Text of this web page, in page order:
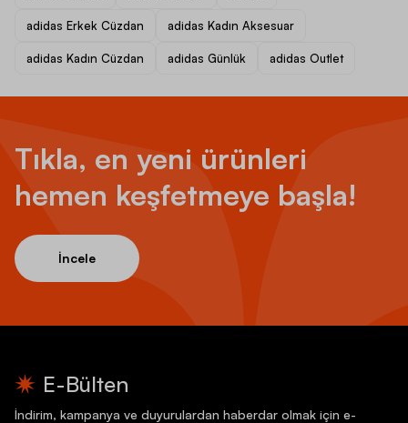
adidas Erkek Cüzdan adidas Kadın Aksesuar
adidas Kadın Cüzdan adidas Günlük adidas Outlet
Tıkla, en yeni ürünleri
hemen keşfetmeye başla!
İncele
E-Bülten
İndirim, kampanya ve duyurulardan haberdar olmak için e-